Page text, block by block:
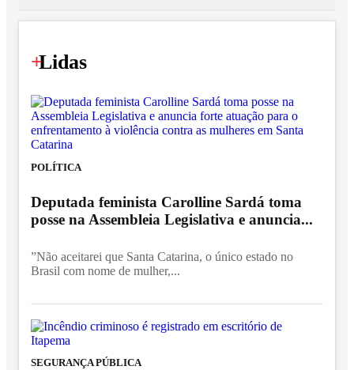
+
Lidas
POLÍTICA
Deputada feminista Carolline Sardá toma
posse na Assembleia Legislativa e anuncia...
”Não aceitarei que Santa Catarina, o único estado no
Brasil com nome de mulher,...
SEGURANÇA PÚBLICA